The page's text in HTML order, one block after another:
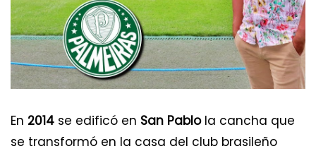
Los 12 mejores museos del mundo
En 2014 se edificó en San Pablola cancha que
se transformó en la casa del club brasileño